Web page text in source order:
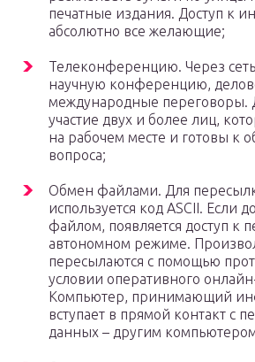
печатные издания. Доступ к
абсолютно все желающие;
Телеконференцию. Через
научную конференцию,
международные переговоры.
участие двух и более лиц,
на рабочем месте и готовы к
вопроса;
Обмен файлами. Для
используется код ASCII. Если
файлом, появляется доступ к
автономном режиме.
пересылаются с помощью
условии оперативного
Компьютер, принимающий
вступает в прямой контакт с
данных – другим